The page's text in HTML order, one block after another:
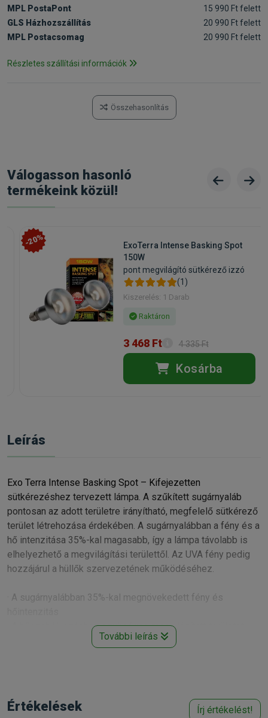
MPL PostaPont
15 990 Ft felett
GLS Házhozszállítás
20 990 Ft felett
MPL Postacsomag
20 990 Ft felett
Részletes szállítási információk
Összehasonlítás
Válogasson hasonló
termékeink közül!
-20%
ExoTerra Intense Basking Spot
150W
pont megvilágító sütkérező izzó
(1)
Kiszerelés: 1 Darab
Raktáron
3 468 Ft 4 335 Ft
Kosárba
Leírás
Exo Terra Intense Basking Spot – Kifejezetten
sütkérezéshez tervezett lámpa. A szűkített sugárnyaláb
pontosan az adott területre irányítható, megfelelő sütkérező
terület létrehozása érdekében. A sugárnyalábban a fény és a
hő intenzitása 35%-kal magasabb, így a lámpa távolabb is
elhelyezhető a megvilágítási területtől. Az UVA fény pedig
hozzájárul a hüllők szervezetének működéséhez.
· A sugárnyalábban 35%-kal megnövekedett fény és
· A hőszabályozáshoz szükséges megvilágított területet
Basking Spot izzóval 24 órás ciklushoz
150W
További leírás
Értékelések Írj értékelést!